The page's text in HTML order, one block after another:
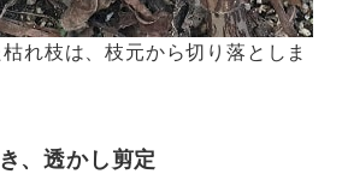
れ枝は、枝元から切り落としま
、透かし剪定